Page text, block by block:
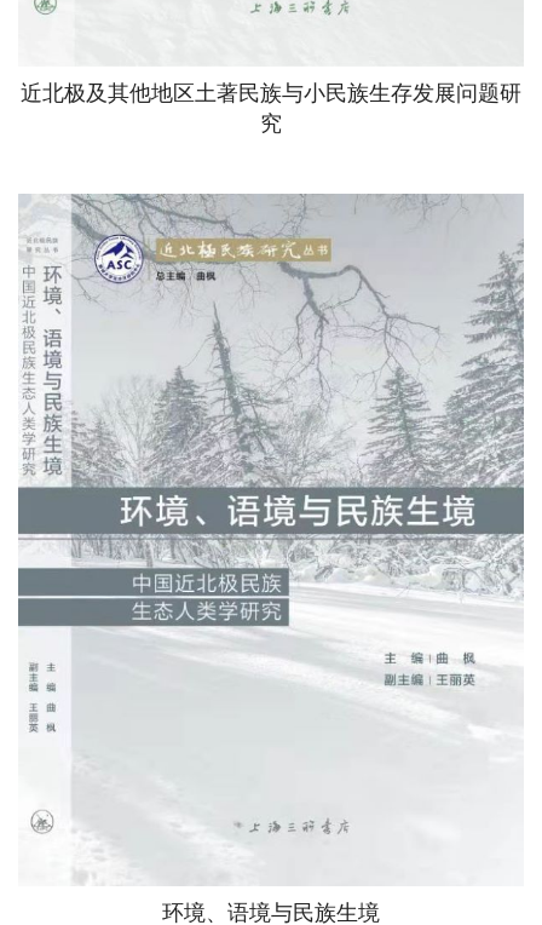
近北极及其他地区土著民族与小民族生存发展问题研
究
环境、语境与民族生境